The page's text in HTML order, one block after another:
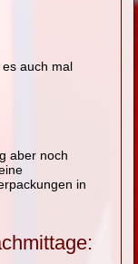
auch mal
aber noch
in